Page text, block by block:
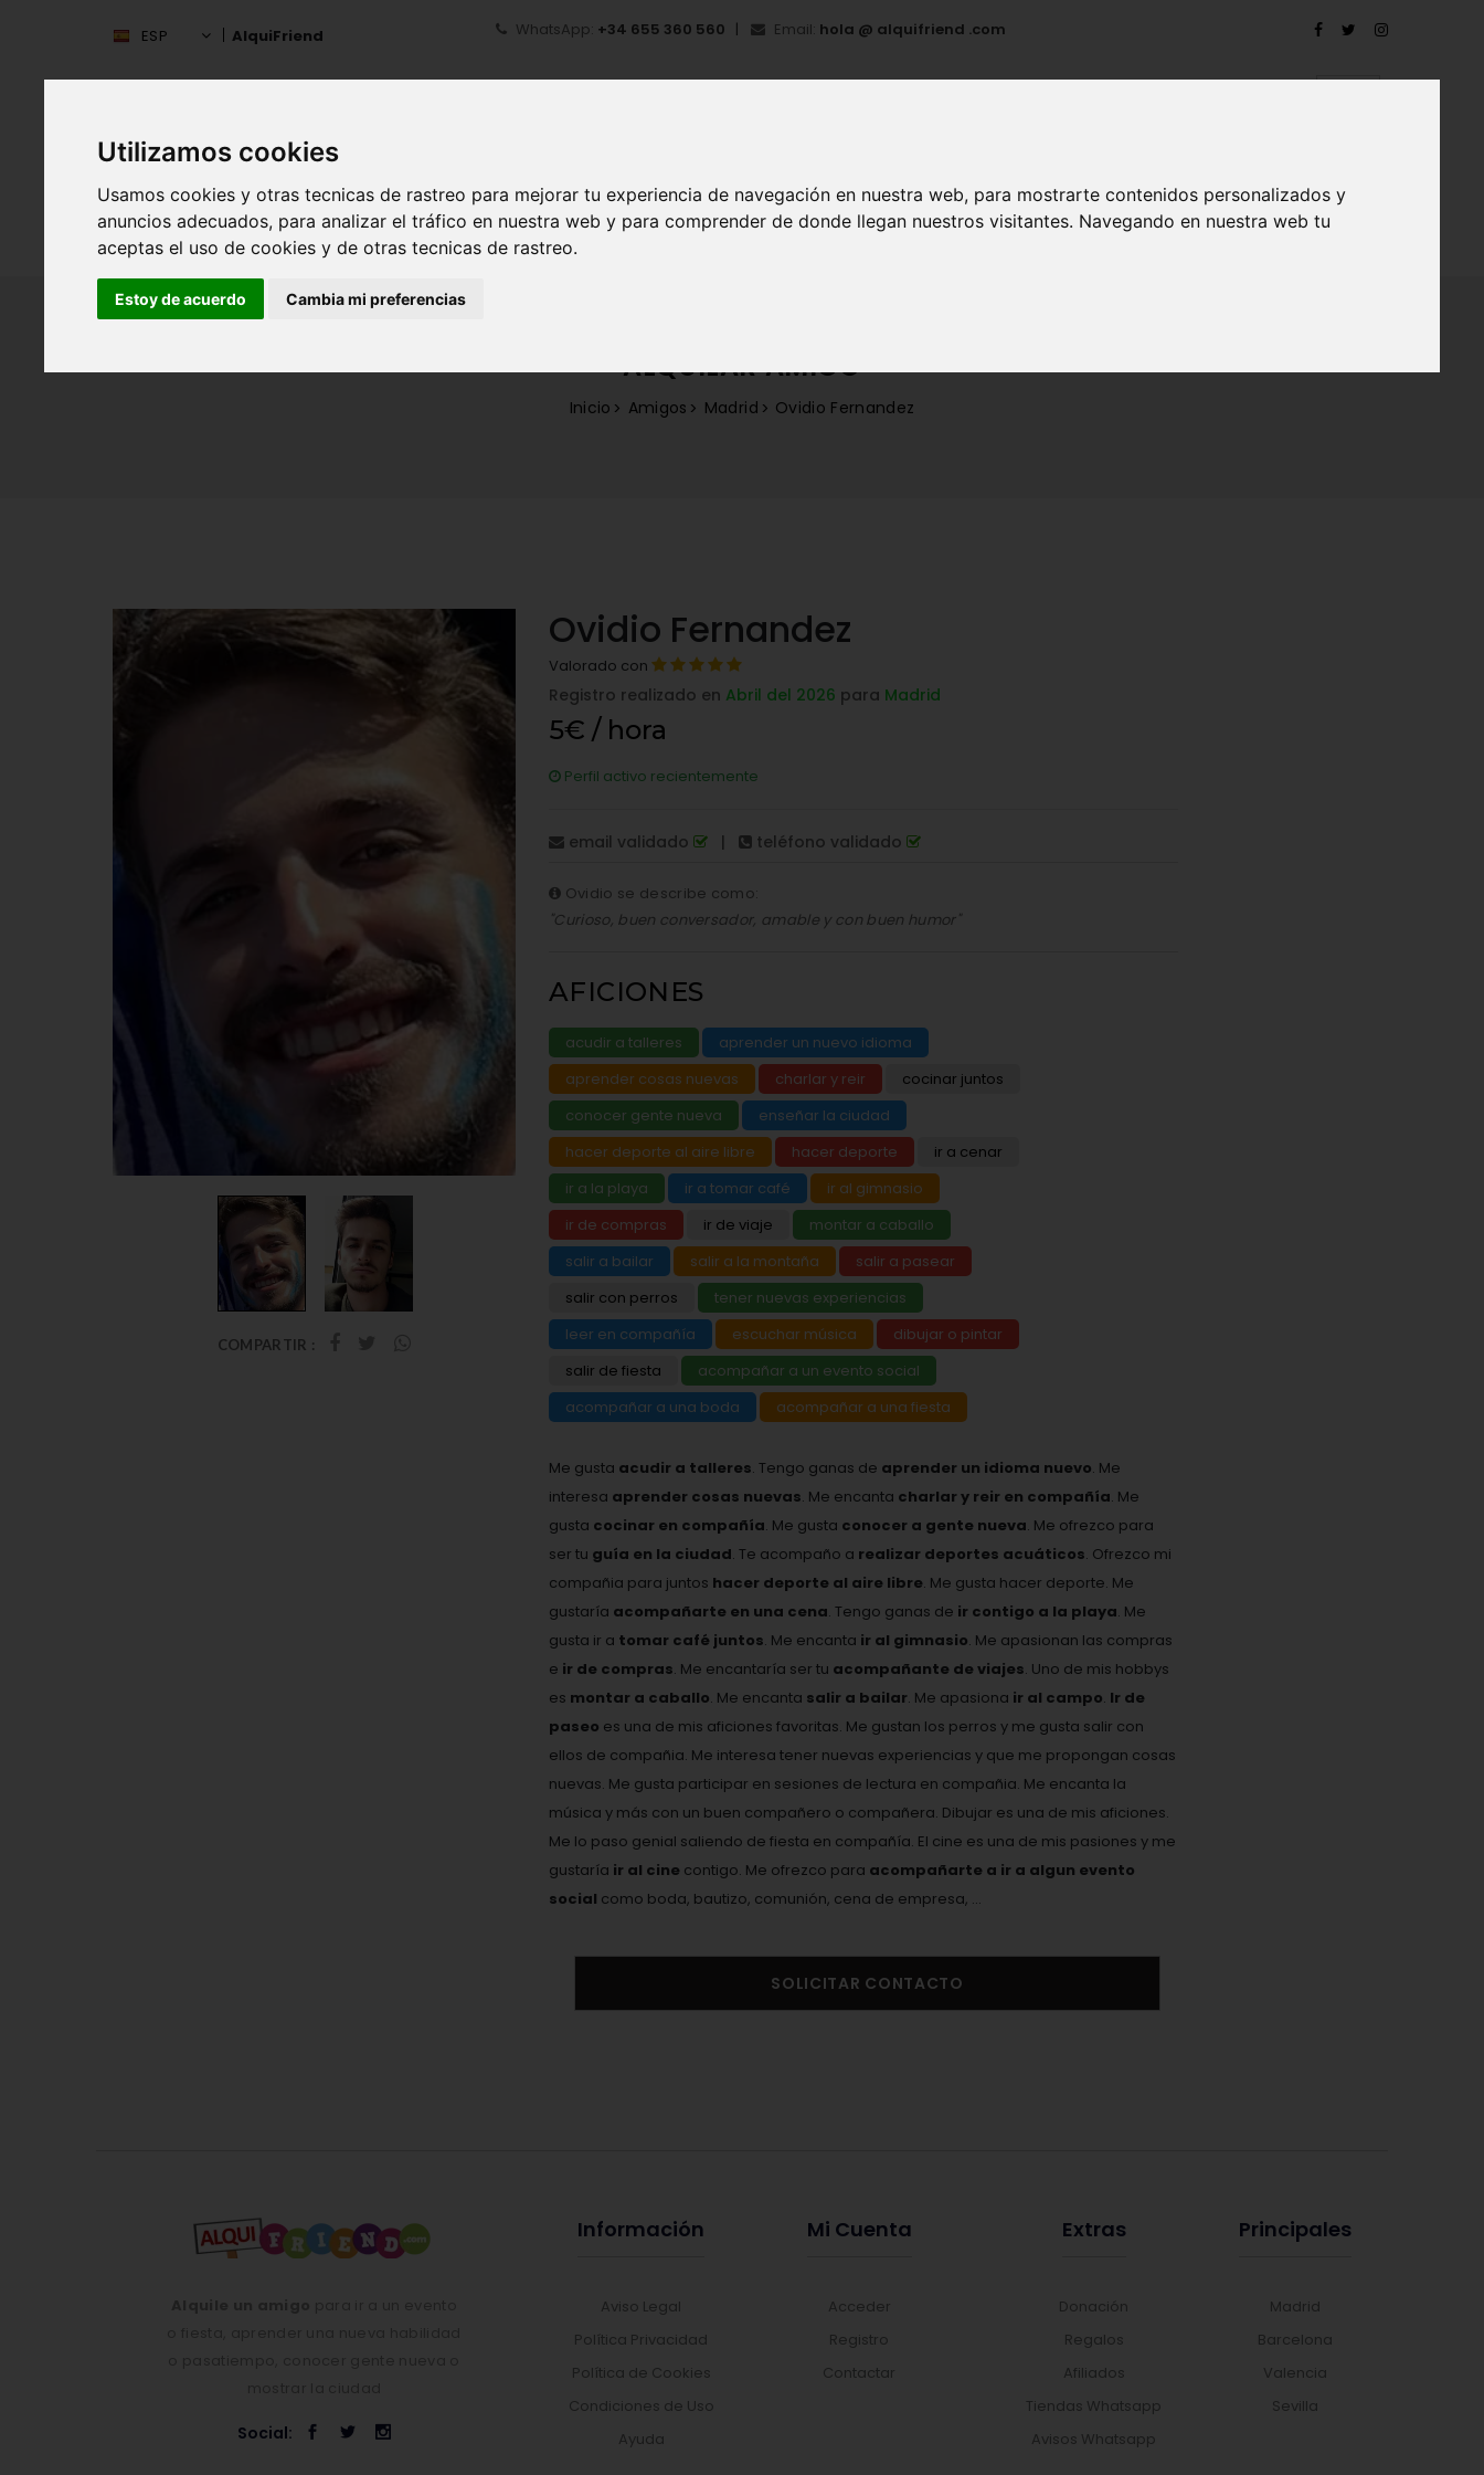
Utilizamos cookies
Usamos cookies y otras tecnicas de rastreo para mejorar tu experiencia de navegación en nuestra web, para mostrarte contenidos personalizados y
anuncios adecuados, para analizar el tráfico en nuestra web y para comprender de donde llegan nuestros visitantes. Navegando en nuestra web tu
aceptas el uso de cookies y de otras tecnicas de rastreo.
Estoy de acuerdo Cambia mi preferencias
ESP AlquiFriend WhatsApp: +34 655 360 560 Email: hola @ alquifriend .com
INICIO ¿QUÉ ES ALQUIFRIEND? MI CUENTA REGISTRO EVENTOS CONTACTO
ALQUILAR AMIGO
Inicio Amigos Madrid Ovidio Fernandez
COMPARTIR :
Ovidio Fernandez
Valorado con
Registro realizado en Abril del 2026 para Madrid
5€ / hora
Perfil activo recientemente
email validado | teléfono validado
Ovidio se describe como:
"Curioso, buen conversador, amable y con buen humor"
AFICIONES
acudir a talleres
aprender un nuevo idioma
aprender cosas nuevas
charlar y reir
cocinar juntos
conocer gente nueva
enseñar la ciudad
hacer deporte al aire libre
hacer deporte
ir a cenar
ir a la playa
ir a tomar café
ir al gimnasio
ir de compras
ir de viaje
montar a caballo
salir a bailar
salir a la montaña
salir a pasear
salir con perros
tener nuevas experiencias
leer en compañía
escuchar música
dibujar o pintar
salir de fiesta
acompañar a un evento social
acompañar a una boda
acompañar a una fiesta
Me gusta acudir a talleres. Tengo ganas de aprender un idioma nuevo. Me
interesa aprender cosas nuevas. Me encanta charlar y reir en compañía. Me
gusta cocinar en compañía. Me gusta conocer a gente nueva. Me ofrezco para
ser tu guía en la ciudad. Te acompaño a realizar deportes acuáticos. Ofrezco mi
compañia para juntos hacer deporte al aire libre. Me gusta hacer deporte. Me
gustaría acompañarte en una cena. Tengo ganas de ir contigo a la playa. Me
gusta ir a tomar café juntos. Me encanta ir al gimnasio. Me apasionan las compras
e ir de compras. Me encantaría ser tu acompañante de viajes. Uno de mis hobbys
es montar a caballo. Me encanta salir a bailar. Me apasiona ir al campo. Ir de
paseo es una de mis aficiones favoritas. Me gustan los perros y me gusta salir con
ellos de compañia. Me interesa tener nuevas experiencias y que me propongan cosas
nuevas. Me gusta participar en sesiones de lectura en compañia. Me encanta la
música y más con un buen compañero o compañera. Dibujar es una de mis aficiones.
Me lo paso genial saliendo de fiesta en compañía. El cine es una de mis pasiones y me
gustaría ir al cine contigo. Me ofrezco para acompañarte a ir a algun evento
social como boda, bautizo, comunión, cena de empresa, ...
SOLICITAR CONTACTO
Social:
Información
Aviso Legal
Política Privacidad
Política de Cookies
Condiciones de Uso
Ayuda
Mi Cuenta
Acceder
Registro
Contactar
Extras
Donación
Regalos
Afiliados
Tiendas Whatsapp
Avisos Whatsapp
Principales
Madrid
Barcelona
Valencia
Sevilla